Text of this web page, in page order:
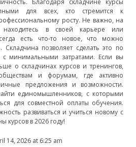
для всех, кто стремится к
росту. Не важно, на
в своей карьере или
есть что-то новое, что можно
Складчина позволяет сделать это по
с минимальными затратами. Если вы
о складчинах курсов и тренингов,
и форумам, где активно
предложения и возможности.
единомышленников, с которыми
для совместной оплаты обучения.
развиваться и учиться новому с
курсов в 2026 году!
14, 2026 at 6:25 am